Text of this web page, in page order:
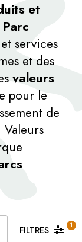
et
services
et des
valeurs
pour le
de
FILTRES 1